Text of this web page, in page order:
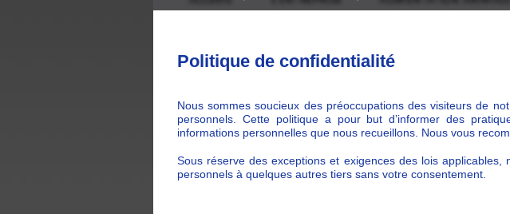
Politique de confidentialité
Nous sommes soucieux des préoccupations des visiteurs de
personnels. Cette politique a pour but d’informer des
informations personnelles que nous recueillons. Nous vous
Sous réserve des exceptions et exigences des lois
personnels à quelques autres tiers sans votre consentement.